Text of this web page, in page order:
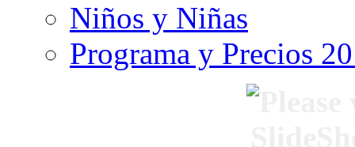
Niños y Niñas
Programa y Precios